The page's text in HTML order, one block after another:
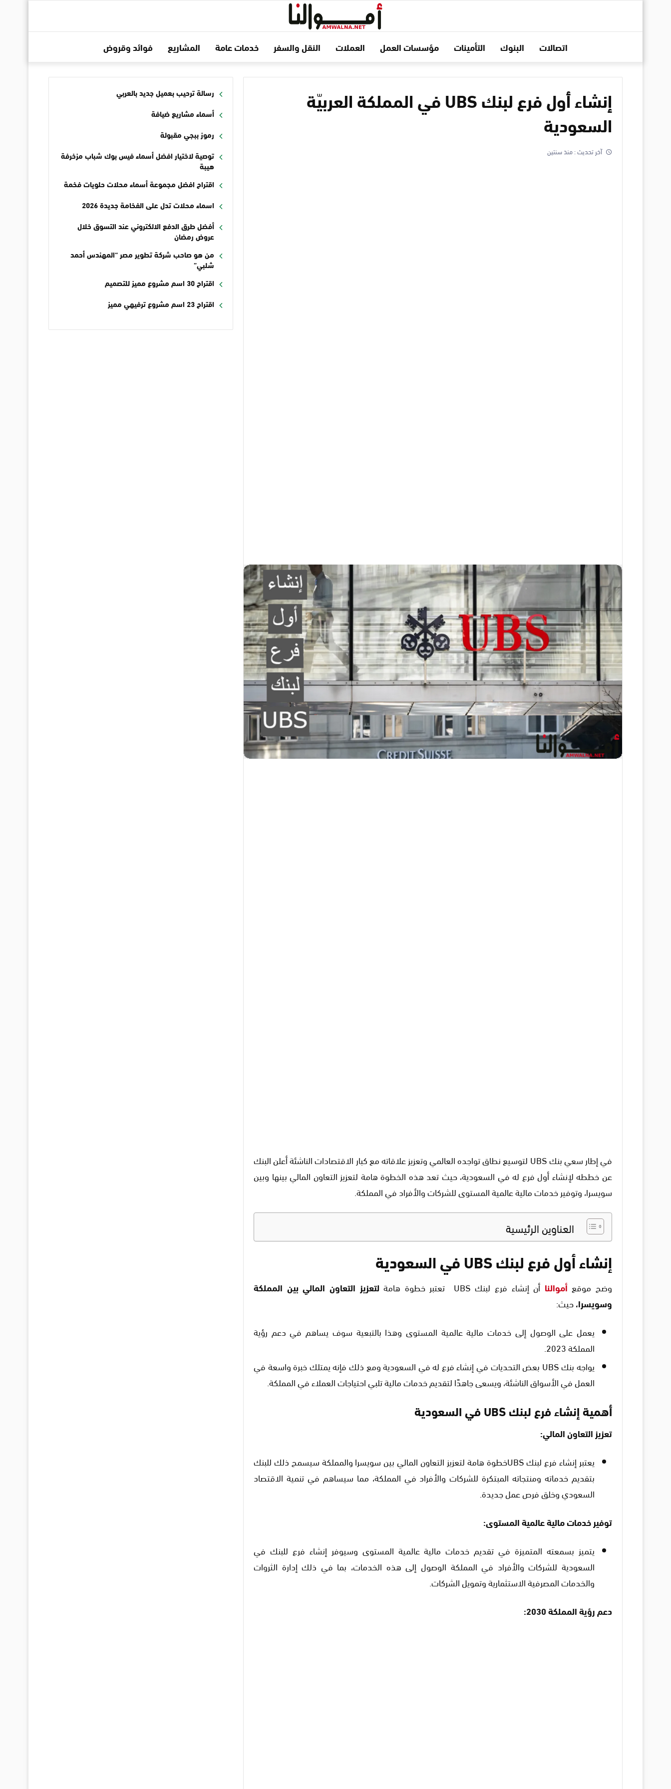
اتصالات البنوك التأمينات مؤسسات العمل العملات النقل والسفر خدمات عامة المشاريع فوائد وقروض
إنشاء أول فرع لبنك UBS في المملكة العربيّة
السعودية
آخر تحديث :منذ سنتين
في إطار سعي بنك UBS لتوسيع نطاق تواجده العالمي وتعزيز علاقاته مع كبار الاقتصادات الناشئة أعلن البنك
عن خططه لإنشاء أول فرع له في السعودية، حيث تعد هذه الخطوة هامة لتعزيز التعاون المالي بينها وبين
سويسرا، وتوفير خدمات مالية عالمية المستوى للشركات والأفراد في المملكة.
العناوين الرئيسية
إنشاء أول فرع لبنك UBS في السعودية
وضح موقعأموالنا أن إنشاء فرع لبنك UBS تعتبر خطوة هامة
لتعزيز التعاون المالي بين المملكة
وسويسرا،حيث:
يعمل على الوصول إلى خدمات مالية عالمية المستوى وهذا بالتبعية سوف يساهم في دعم رؤية
المملكة 2023.
يواجه بنك UBS بعض التحديات في إنشاء فرع له في السعودية ومع ذلك فإنه يمتلك خبرة واسعة في
العمل في الأسواق الناشئة، ويسعى جاهدًا لتقديم خدمات مالية تلبي احتياجات العملاء في المملكة.
أهمية إنشاء فرع لبنك UBS في السعودية
تعزيز التعاون المالي:
يعتبر إنشاء فرع لبنك UBSخطوة هامة لتعزيز التعاون المالي بين سويسرا والمملكة سيسمح ذلك للبنك
بتقديم خدماته ومنتجاته المبتكرة للشركات والأفراد في المملكة، مما سيساهم في تنمية الاقتصاد
السعودي وخلق فرص عمل جديدة.
توفير خدمات مالية عالمية المستوى:
يتميز بسمعته المتميزة في تقديم خدمات مالية عالمية المستوى وسيوفر إنشاء فرع للبنك في
السعودية للشركات والأفراد في المملكة الوصول إلى هذه الخدمات، بما في ذلك إدارة الثروات
والخدمات المصرفية الاستثمارية وتمويل الشركات.
دعم رؤية المملكة 2030:
رسالة ترحيب بعميل جديد بالعربي
أسماء مشاريع ضيافة
رموز ببجي مقبولة
توصية لاختيار افضل أسماء فيس بوك شباب مزخرفة
هيبة
اقتراح افضل مجموعة أسماء محلات حلويات فخمة
اسماء محلات تدل على الفخامة جديدة 2026
أفضل طرق الدفع الالكتروني عند التسوق خلال
عروض رمضان
من هو صاحب شركة تطوير مصر “المهندس أحمد
شلبي”
اقتراح 30 اسم مشروع مميز للتصميم
اقتراح 23 اسم مشروع ترفيهي مميز